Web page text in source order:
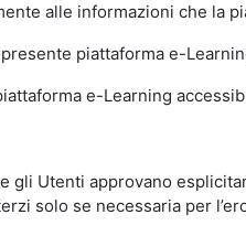
alle informazioni che la
piattaforma e-
e-Learning
Utenti approvano
solo se necessaria per